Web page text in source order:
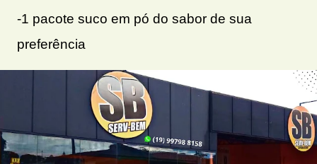
-1 pacote suco em pó do sabor de sua
preferência